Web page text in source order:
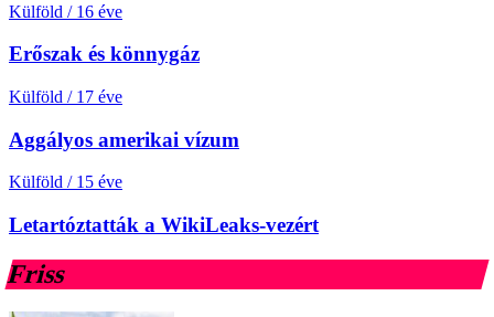
Külföld / 16 éve
Erőszak és könnygáz
Külföld / 17 éve
Aggályos amerikai vízum
Külföld / 15 éve
Letartóztatták a WikiLeaks-vezért
Friss